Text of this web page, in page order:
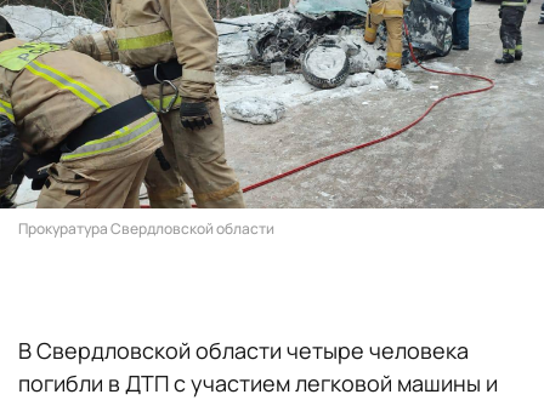
Прокуратура Свердловской области
В Свердловской области четыре человека
погибли в ДТП с участием легковой машины и